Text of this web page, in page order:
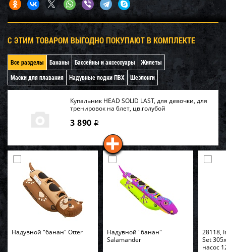
С ЭТИМ ТОВАРОМ ВЫГОДНО ПОКУПАЮТ В КОМПЛЕКТЕ
Все разделы Бананы Бассейны и аксессуары
Жилеты
Маски для плавания
Надувные лодки ПВХ Шезлонги
Купальник HEAD SOLID LAST, для девочки, для
тренировок на 6лет, цв.голубой
3 890 i
Надувной "банан" Otter
Надувной "банан"
Salamander
28118,
Set
насос